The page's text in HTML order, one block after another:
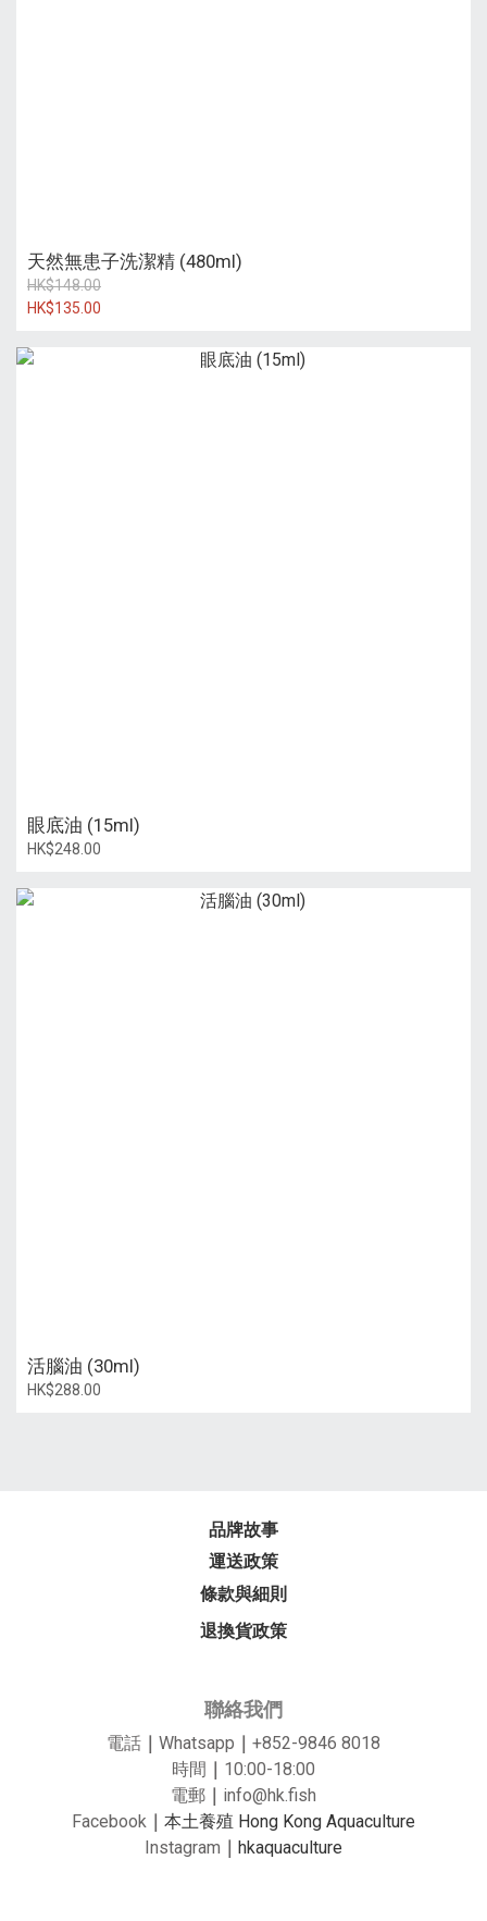
天然無患子洗潔精 (480ml)
HK$148.00
HK$135.00
眼底油 (15ml)
HK$248.00
活腦油 (30ml)
HK$288.00
品牌故事
運送政策
條款與細則
退換貨政策
聯絡我們
電話 ｜ Whatsapp ｜ +852-9846 8018
時間 ｜ 10:00-18:00
電郵 ｜ info@hk.fish
Facebook ｜ 本土養殖 Hong Kong Aquaculture
Instagram ｜ hkaquaculture